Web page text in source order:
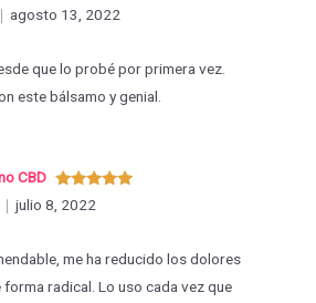
Valorado
con
agosto 13, 2022
que lo probé por primera vez.
este bálsamo y genial.
Valorado
con5de 5
CBD
julio 8, 2022
me ha reducido los dolores
radical. Lo uso cada vez que